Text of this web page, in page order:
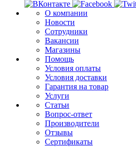
О компании
Новости
Сотрудники
Вакансии
Магазины
Помощь
Условия оплаты
Условия доставки
Гарантия на товар
Услуги
Статьи
Вопрос-ответ
Производители
Отзывы
Сертификаты